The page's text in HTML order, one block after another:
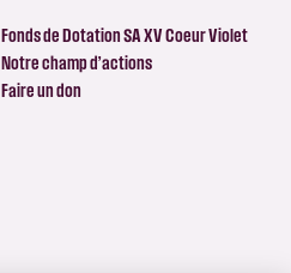
Fonds de Dotation SA XV Coeur Violet
Notre champ d’actions
Faire un don